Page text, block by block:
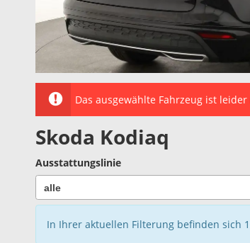
Das ausgewählte Fahrzeug ist
Skoda Kodiaq
Ausstattungslinie
In Ihrer aktuellen Filterung befinden sich